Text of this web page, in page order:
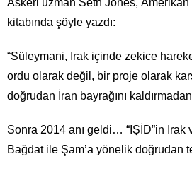
Askeri uzman Seth Jones, Amerikan
kitabında şöyle yazdı:
“Süleymani, Irak içinde zekice
ordu olarak değil, bir proje olarak
doğrudan İran bayrağını
Sonra 2014 anı geldi… “IŞİD”in Irak
Bağdat ile Şam’a yönelik doğrudan